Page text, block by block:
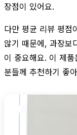
장점이 있어요.
다만 평균 리뷰 평점
않기 때문에, 과장보
이 중요해요. 이 제
분들께 추천하기 좋